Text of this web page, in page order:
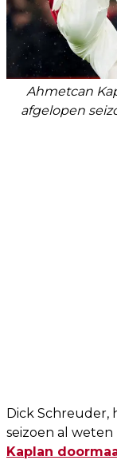
Ahmetcan
afgelopen
Dick Schreuder,
seizoen al
Kaplan